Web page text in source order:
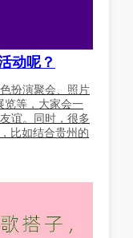
动呢？
扮演聚会、照片
览等，大家会一
谊。同时，很多
比如结合贵州的